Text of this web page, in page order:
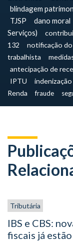
blindagem
TJSP
dano moral
Serviços)
132
notificação
trabalhista
antecipação de
IPTU
indenização
Renda
fraude
Tributária
IBS e CBS:
fiscais já